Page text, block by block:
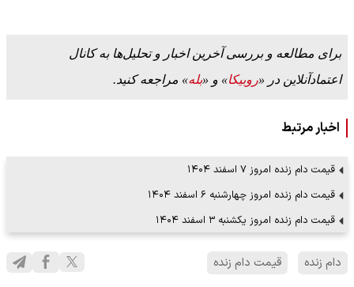
برای مطالعه و بررسی آخرین اخبار و تحلیل‌ها به کانال
اعتمادآنلاین در «روبیکا» و «بله» مراجعه کنید.
اخبار مرتبط
قیمت دام زنده امروز ۷ اسفند ۱۴۰۴
قیمت دام زنده امروز چهارشنبه ۶ اسفند ۱۴۰۴
قیمت دام زنده امروز یکشنبه ۳ اسفند ۱۴۰۴
دام زنده قیمت دام زنده